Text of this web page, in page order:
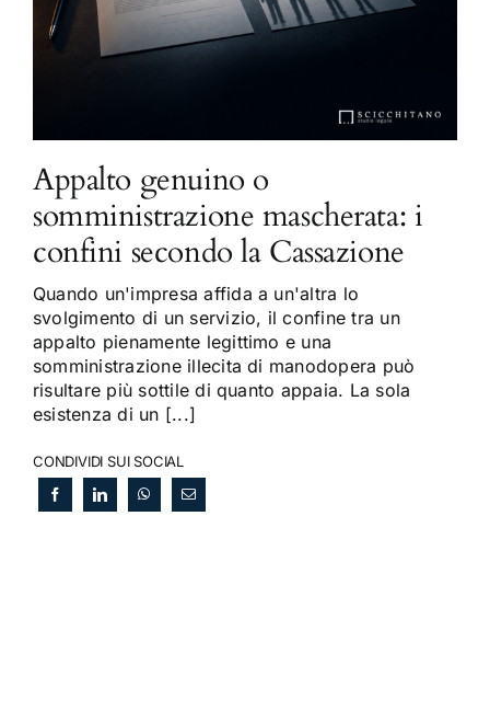
Appalto genuino o
somministrazione mascherata: i
confini secondo la Cassazione
Quando un'impresa affida a un'altra lo
svolgimento di un servizio, il confine tra un
appalto pienamente legittimo e una
somministrazione illecita di manodopera può
risultare più sottile di quanto appaia. La sola
esistenza di un [...]
CONDIVIDI SUI SOCIAL